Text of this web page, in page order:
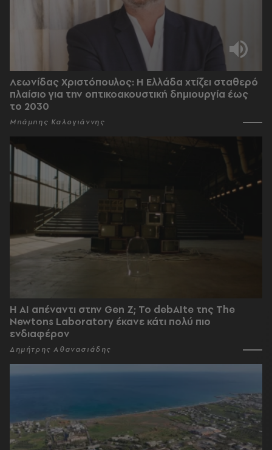
Λεωνίδας Χριστόπουλος: Η Ελλάδα χτίζει σταθερό
πλαίσιο για την οπτικοακουστική δημιουργία έως
το 2030
Μπάμπης Καλογιάννης
Η AI απέναντι στην Gen Z; Το debAIte της The
Newtons Laboratory έκανε κάτι πολύ πιο
ενδιαφέρον
Δημήτρης Αθανασιάδης